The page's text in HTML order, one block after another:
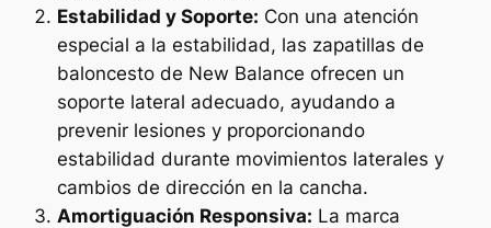
Estabilidad y Soporte: Con una atención
especial a la estabilidad, las zapatillas de
baloncesto de New Balance ofrecen un
soporte lateral adecuado, ayudando a
prevenir lesiones y proporcionando
estabilidad durante movimientos laterales y
cambios de dirección en la cancha.
Amortiguación Responsiva: La marca